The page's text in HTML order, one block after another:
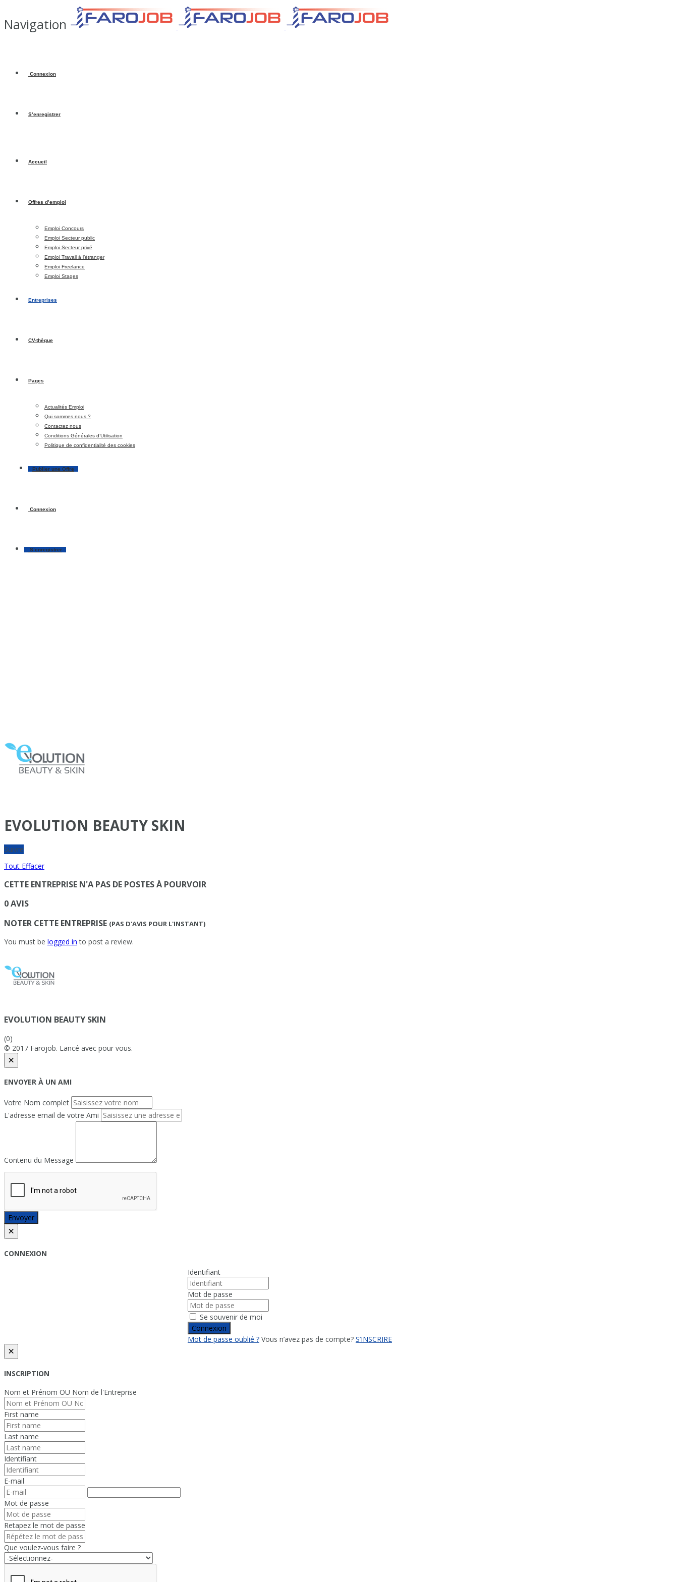
Navigation
Connexion
S’enregistrer
Accueil
Offres d’emploi
Emploi Concours
Emploi Secteur public
Emploi Secteur privé
Emploi Travail à l’étranger
Emploi Freelance
Emploi Stages
Entreprises
CV-thèque
Pages
Actualités Emploi
Qui sommes nous ?
Contactez nous
Conditions Générales d’Utilisation
Politique de confidentialité des cookies
Publier une Offre
Connexion
S’enregistrer
EVOLUTION BEAUTY SKIN
Suivre
Tout Effacer
CETTE ENTREPRISE N'A PAS DE POSTES À POURVOIR
0 AVIS
NOTER CETTE ENTREPRISE (PAS D'AVIS POUR L'INSTANT)
You must be logged in to post a review.
EVOLUTION BEAUTY SKIN
(0)
© 2017 Farojob. Lancé avec pour vous.
×
ENVOYER À UN AMI
Votre Nom complet
L'adresse email de votre Ami
Contenu du Message
Envoyer
×
CONNEXION
Identifiant
Mot de passe
Se souvenir de moi
Connexion
Mot de passe oublié ? Vous n’avez pas de compte? S’INSCRIRE
×
INSCRIPTION
Nom et Prénom OU Nom de l'Entreprise
First name
Last name
Identifiant
E-mail
Mot de passe
Retapez le mot de passe
Que voulez-vous faire ?